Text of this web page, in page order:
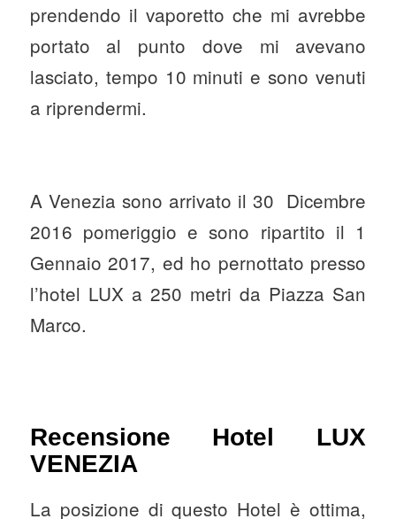
prendendo il vaporetto che mi avrebbe
portato al punto dove mi avevano
lasciato, tempo 10 minuti e sono venuti
a riprendermi.
A Venezia sono arrivato il 30 Dicembre
2016 pomeriggio e sono ripartito il 1
Gennaio 2017, ed ho pernottato presso
l’hotel LUX a 250 metri da Piazza San
Marco.
Recensione Hotel LUX
VENEZIA
La posizione di questo Hotel è ottima,